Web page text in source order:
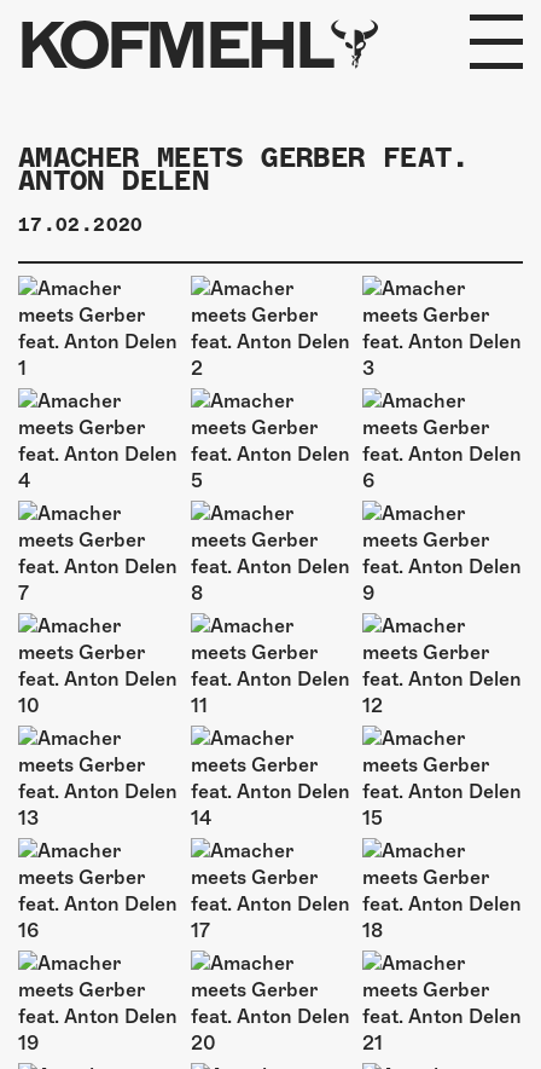
KOFMEHL
PROGRAMM
FABRIKGEFLÜSTER
GALERIE
FOTOGALERIE
PHOTOMAT
INFOS
KONTAKT
ÜBER UNS
GÖNNEREI
SHOP
MITMACHEN
AMACHER MEETS GERBER FEAT.
ANTON DELEN
17.02.2020